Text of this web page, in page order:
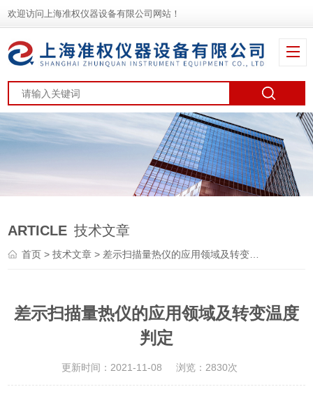
欢迎访问上海准权仪器设备有限公司网站！
ARTICLE 技术文章
首页 >技术文章 > 差示扫描量热仪的应用领域及转变温度判定
差示扫描量热仪的应用领域及转变温度
判定
更新时间：2021-11-08 浏览：2830次